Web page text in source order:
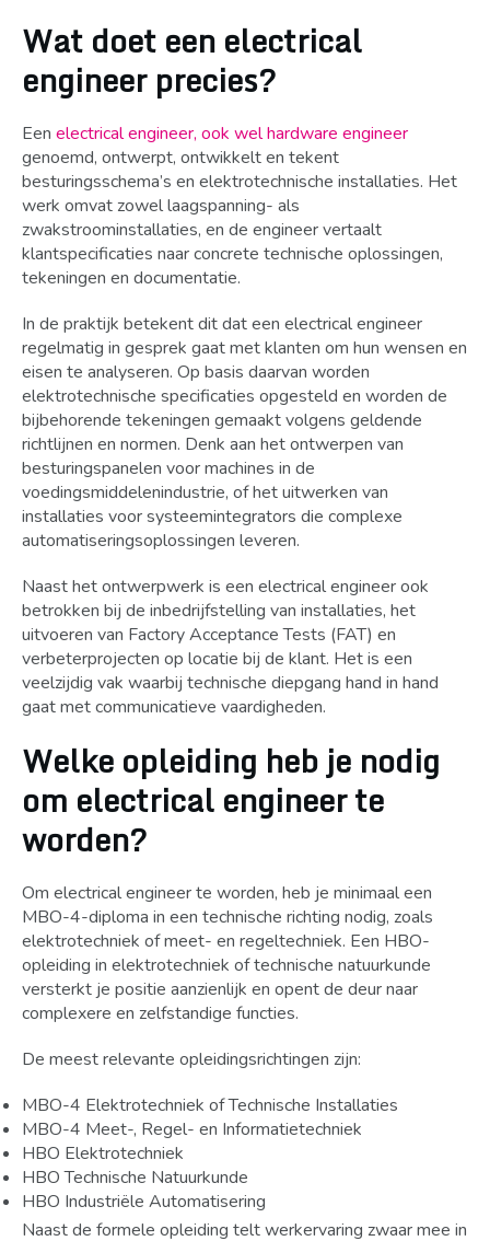
Wat doet een electrical
engineer precies?
Een electrical engineer, ook wel hardware engineer
genoemd, ontwerpt, ontwikkelt en tekent
besturingsschema’s en elektrotechnische installaties. Het
werk omvat zowel laagspanning- als
zwakstroominstallaties, en de engineer vertaalt
klantspecificaties naar concrete technische oplossingen,
tekeningen en documentatie.
In de praktijk betekent dit dat een electrical engineer
regelmatig in gesprek gaat met klanten om hun wensen en
eisen te analyseren. Op basis daarvan worden
elektrotechnische specificaties opgesteld en worden de
bijbehorende tekeningen gemaakt volgens geldende
richtlijnen en normen. Denk aan het ontwerpen van
besturingspanelen voor machines in de
voedingsmiddelenindustrie, of het uitwerken van
installaties voor systeemintegrators die complexe
automatiseringsoplossingen leveren.
Naast het ontwerpwerk is een electrical engineer ook
betrokken bij de inbedrijfstelling van installaties, het
uitvoeren van Factory Acceptance Tests (FAT) en
verbeterprojecten op locatie bij de klant. Het is een
veelzijdig vak waarbij technische diepgang hand in hand
gaat met communicatieve vaardigheden.
Welke opleiding heb je nodig
om electrical engineer te
worden?
Om electrical engineer te worden, heb je minimaal een
MBO-4-diploma in een technische richting nodig, zoals
elektrotechniek of meet- en regeltechniek. Een HBO-
opleiding in elektrotechniek of technische natuurkunde
versterkt je positie aanzienlijk en opent de deur naar
complexere en zelfstandige functies.
De meest relevante opleidingsrichtingen zijn:
MBO-4 Elektrotechniek of Technische Installaties
MBO-4 Meet-, Regel- en Informatietechniek
HBO Elektrotechniek
HBO Technische Natuurkunde
HBO Industriële Automatisering
Naast de formele opleiding telt werkervaring zwaar mee in